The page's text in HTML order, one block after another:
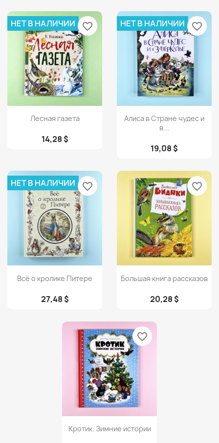
Просмотр
Лесная газета
14,28 $
НЕТ В НАЛИЧИИ favorite_border
Просмотр
Алиса в Стране чудес и
в...
19,08 $
НЕТ В НАЛИЧИИ favorite_border
Просмотр
Всё о кролике Питере
27,48 $
НЕТ В НАЛИЧИИ favorite_border
Просмотр
Большая книга рассказов
20,28 $
favorite_border
 Просмотр
Кротик. Зимние истории
favorite_border